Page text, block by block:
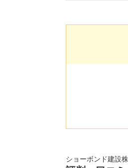
ショーボンド建設